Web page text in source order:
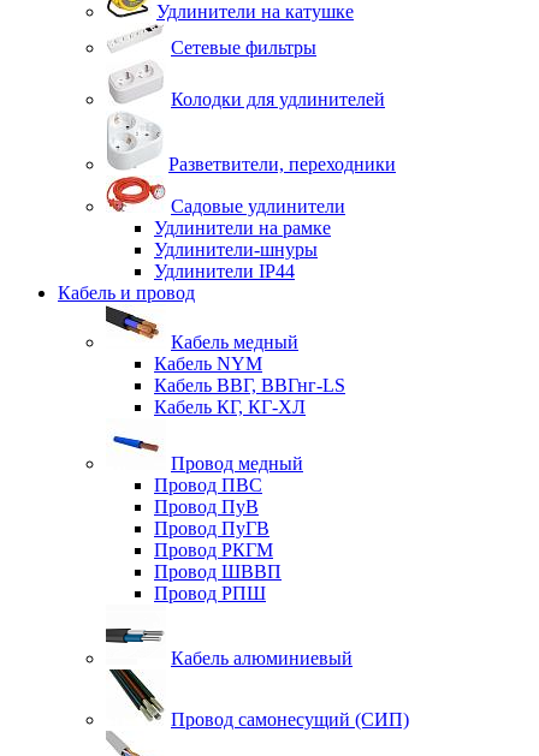
Удлинители на катушке
Сетевые фильтры
Колодки для удлинителей
Разветвители, переходники
Садовые удлинители
Удлинители на рамке
Удлинители-шнуры
Удлинители IP44
Кабель и провод
Кабель медный
Кабель NYM
Кабель ВВГ, ВВГнг-LS
Кабель КГ, КГ-ХЛ
Провод медный
Провод ПВС
Провод ПуВ
Провод ПуГВ
Провод РКГМ
Провод ШВВП
Провод РПШ
Кабель алюминиевый
Провод самонесущий (СИП)